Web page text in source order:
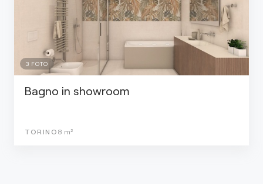
3 FOTO
Bagno in showroom
TORINO 8 m²